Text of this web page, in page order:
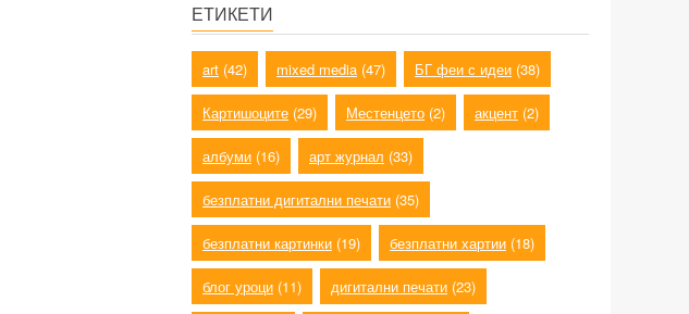
ЕТИКЕТИ
art (42) mixed media (47) БГ феи с идеи (38)
Картишоците (29) Местенцето (2) акцент (2)
албуми (16) арт журнал (33)
безплатни дигитални печати (35)
безплатни картинки (19) безплатни хартии (18)
блог уроци (11) дигитални печати (23)